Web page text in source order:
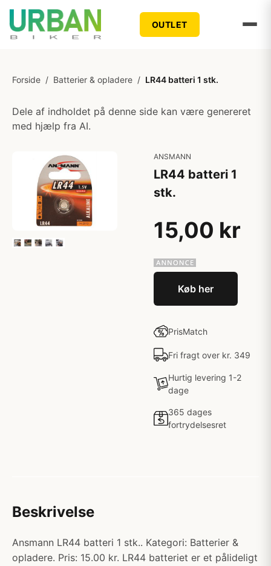
OUTLET
Forside / Batterier & opladere / LR44 batteri 1 stk.
Dele af indholdet på denne side kan være genereret
med hjælp fra AI.
ANSMANN
LR44 batteri 1
stk.
15,00 kr
Køb her
PrisMatch
Fri fragt over kr. 349
Hurtig levering 1-2
dage
365 dages
fortrydelsesret
Beskrivelse
Ansmann LR44 batteri 1 stk.. Kategori: Batterier &
opladere. Pris: 15.00 kr. LR44 batteriet er et pålideligt